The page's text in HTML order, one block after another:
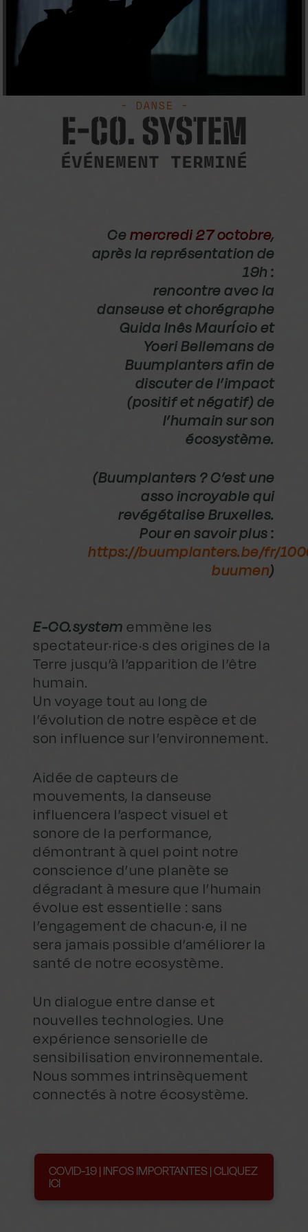
- DANSE -
E-CO. SYSTEM
ÉVÉNEMENT TERMINÉ
Ce mercredi 27 octobre,
après la représentation de
19h :
rencontre avec la
danseuse et chorégraphe
Guida Inês Maurício et
Yoeri Bellemans de
Buumplanters afin de
discuter de l’impact
(positif et négatif) de
l’humain sur son
écosystème.
(Buumplanters ? C’est une
asso incroyable qui
revégétalise Bruxelles.
Pour en savoir plus :
https://buumplanters.be/fr/
buumen)
E-CO.system emmène les
spectateur·rice·s des origines de la
Terre jusqu’à l’apparition de l’être
humain.
Un voyage tout au long de
l’évolution de notre espèce et de
son influence sur l’environnement.
Aidée de capteurs de
mouvements, la danseuse
influencera l’aspect visuel et
sonore de la performance,
démontrant à quel point notre
conscience d’une planète se
dégradant à mesure que l’humain
évolue est essentielle : sans
l’engagement de chacun·e, il ne
sera jamais possible d’améliorer la
santé de notre ecosystème.
Un dialogue entre danse et
nouvelles technologies. Une
expérience sensorielle de
sensibilisation environnementale.
Nous sommes intrinsèquement
connectés à notre écosystème.
COVID-19 | INFOS IMPORTANTES | CLIQUEZ
ICI